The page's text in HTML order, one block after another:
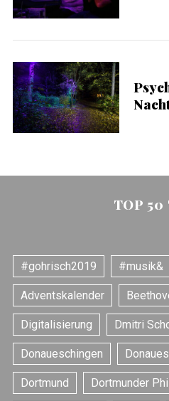
TOP 50
#gohrisch2019 #musik&
Adventskalender
Digitalisierung Dmitri
Donaueschingen
Dortmund Dortmunder
S
e
a
r
c
h
f